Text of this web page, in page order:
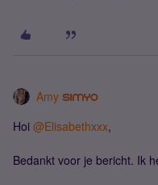
Amy
Hoi ​ @Elisabethxxx,
Bedankt voor je bericht. Ik